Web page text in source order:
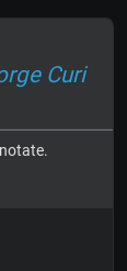
Curi